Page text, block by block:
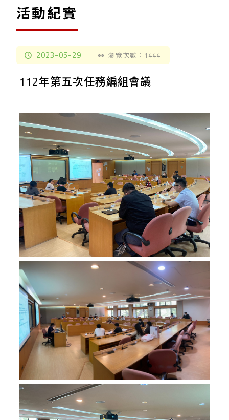
活動紀實
2023-05-29 瀏覽次數：1444
112年第五次任務編組會議